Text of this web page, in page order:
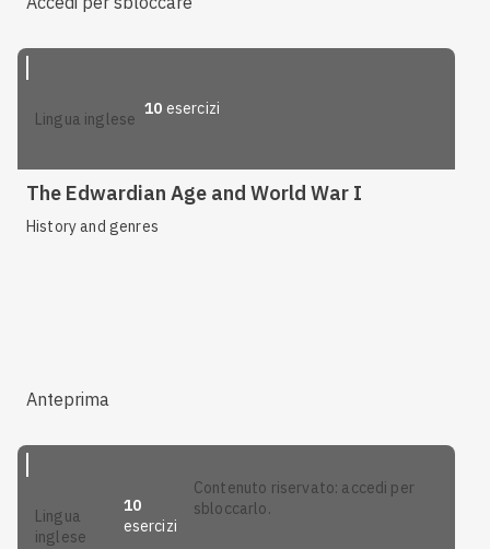
lingua inglese
10 esercizi
The Edwardian Age and World War I
History and genres
Anteprima
lingua
inglese
10
esercizi
contenuto riservato: accedi per
sbloccarlo.